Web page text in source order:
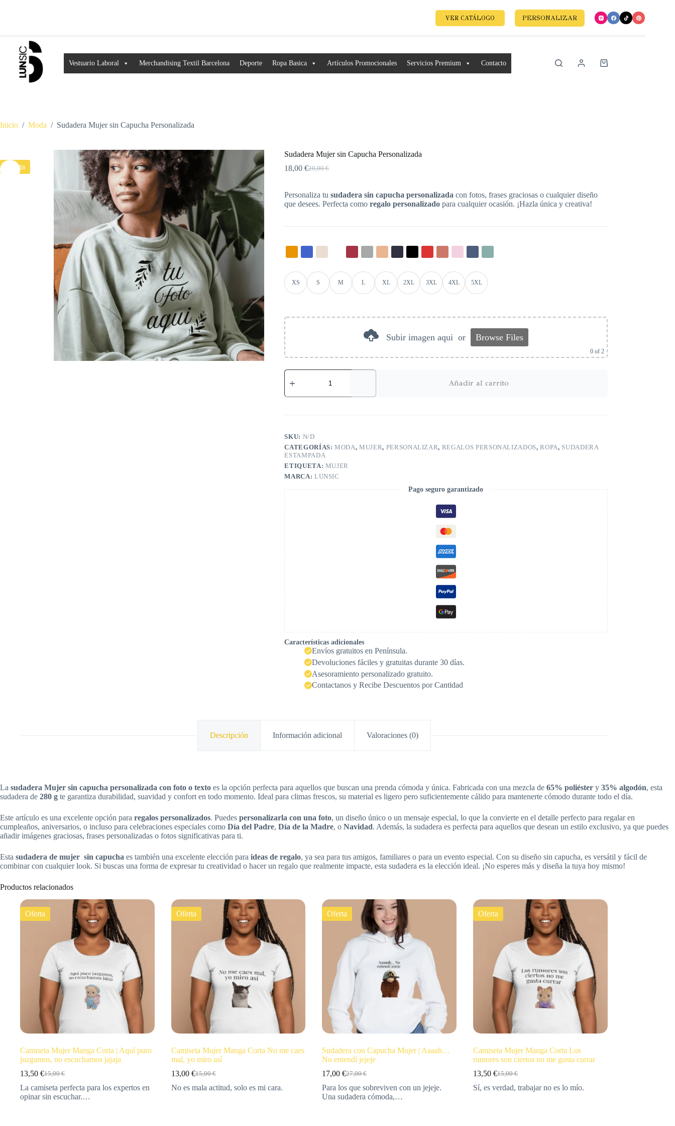
VER CATÁLOGO PERSONALIZAR
Vestuario Laboral Merchandising Textil Barcelona Deporte Ropa Basica Artículos Promocionales Servicios Premium Contacto
Inicio / Moda / Sudadera Mujer sin Capucha Personalizada
Oferta
Sudadera Mujer sin Capucha Personalizada
28,00€
18,00€
Personaliza tusudadera sin capucha personalizada con fotos, frases graciosas o cualquier diseño
que desees. Perfecta comoregalo personalizado para cualquier ocasión. ¡Hazla única y creativa!
XS S M L XL 2XL 3XL 4XL 5XL
Subir imagen aqui or Browse Files
0of 2
Añadir al carrito
SKU: N/D
CATEGORÍAS:MODA,MUJER, PERSONALIZAR, REGALOS PERSONALIZADOS,ROPA, SUDADERA
ESTAMPADA
ETIQUETA: MUJER
MARCA: LUNSIC
Pago seguro garantizado
Características adicionales
Envíos gratuitos en Península.
Devoluciones fáciles y gratuitas durante 30 días.
Asesoramiento personalizado gratuito.
Contactanos y Recibe Descuentos por Cantidad
Descripción Información adicional Valoraciones (0)
La sudadera Mujer sin capucha personalizada con foto o texto es la opción perfecta para aquellos que buscan una prenda cómoda y única. Fabricada con una mezcla de 65% poliéster y 35% algodón, esta
sudadera de 280 g te garantiza durabilidad, suavidad y confort en todo momento. Ideal para climas frescos, su material es ligero pero suficientemente cálido para mantenerte cómodo durante todo el día.
Este artículo es una excelente opción para regalos personalizados. Puedes personalizarla con una foto, un diseño único o un mensaje especial, lo que la convierte en el detalle perfecto para regalar en
cumpleaños, aniversarios, o incluso para celebraciones especiales como Día del Padre, Día de la Madre, o Navidad. Además, la sudadera es perfecta para aquellos que desean un estilo exclusivo, ya que puedes
añadir imágenes graciosas, frases personalizadas o fotos significativas para ti.
Esta sudadera de mujer sin capucha es también una excelente elección para ideas de regalo, ya sea para tus amigos, familiares o para un evento especial. Con su diseño sin capucha, es versátil y fácil de
combinar con cualquier look. Si buscas una forma de expresar tu creatividad o hacer un regalo que realmente impacte, esta sudadera es la elección ideal. ¡No esperes más y diseña la tuya hoy mismo!
Productos relacionados
Oferta
Camiseta Mujer Manga Corta | Aquí puro
juzgamos, no escuchamos jajaja
15,00€
13,50 €
La camiseta perfecta para los expertos en
opinar sin escuchar.…
Oferta
Camiseta Mujer Manga Corta No me caes
mal, yo miro así
15,00€
13,00 €
No es mala actitud, solo es mi cara.
Oferta
Sudadera con Capucha Mujer | Aaaah…
No entendí jejeje
27,00€
17,00€
Para los que sobreviven con un jejeje.
Una sudadera cómoda,…
Oferta
Camiseta Mujer Manga Corta Los
rumores son ciertos no me gusta currar
15,00€
13,50 €
Sí, es verdad, trabajar no es lo mío.